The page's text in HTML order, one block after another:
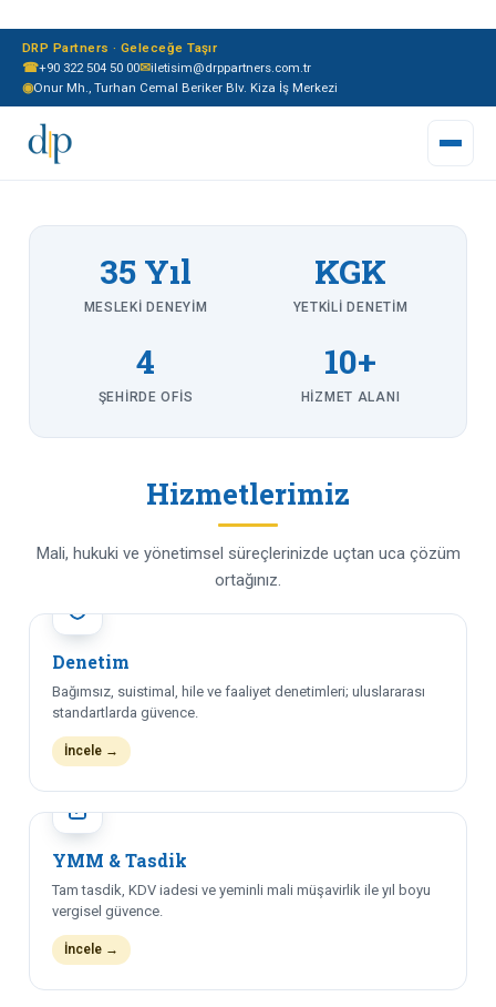
☎+90 322 504 50 00✉iletisim@drppartners.com.tr
◉Onur Mh., Turhan Cemal Beriker Blv. Kiza İş Merkezi
DRP Partners · Geleceğe Taşır
35 Yıl
MESLEKI DENEYIM
KGK
YETKILI DENETIM
4
ŞEHIRDE OFIS
10+
HIZMET ALANI
Hizmetlerimiz
Mali, hukuki ve yönetimsel süreçlerinizde uçtan uca çözüm
ortağınız.
Denetim
Bağımsız, suistimal, hile ve faaliyet denetimleri; uluslararası
standartlarda güvence.
İncele →
YMM & Tasdik
Tam tasdik, KDV iadesi ve yeminli mali müşavirlik ile yıl boyu
vergisel güvence.
İncele →